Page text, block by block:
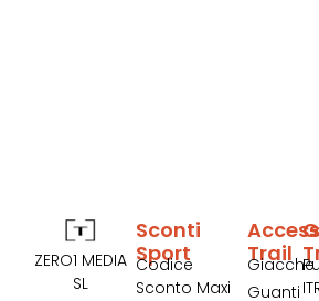
ZERO1 MEDIA
SL
Trail
Giacche
Guanti
Sconti
Sport
Codice
Sconto Maxi